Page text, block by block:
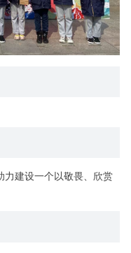
新文创、非遗进高校、非
画非遗、艺道寻根等文化
民日报、新闻网等主流媒
，研究院更新了名字
更多的期望，标志着一
更不止于行！
力建设一个以敬畏、欣赏